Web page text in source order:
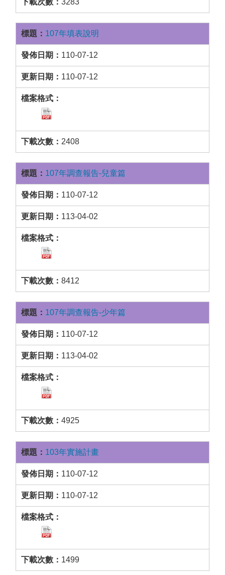
3283
107年填表說明
110-07-12
110-07-12
2408
107年調查報告-兒童篇
110-07-12
113-04-02
8412
107年調查報告-少年篇
110-07-12
113-04-02
4925
103年實施計畫
110-07-12
110-07-12
1499